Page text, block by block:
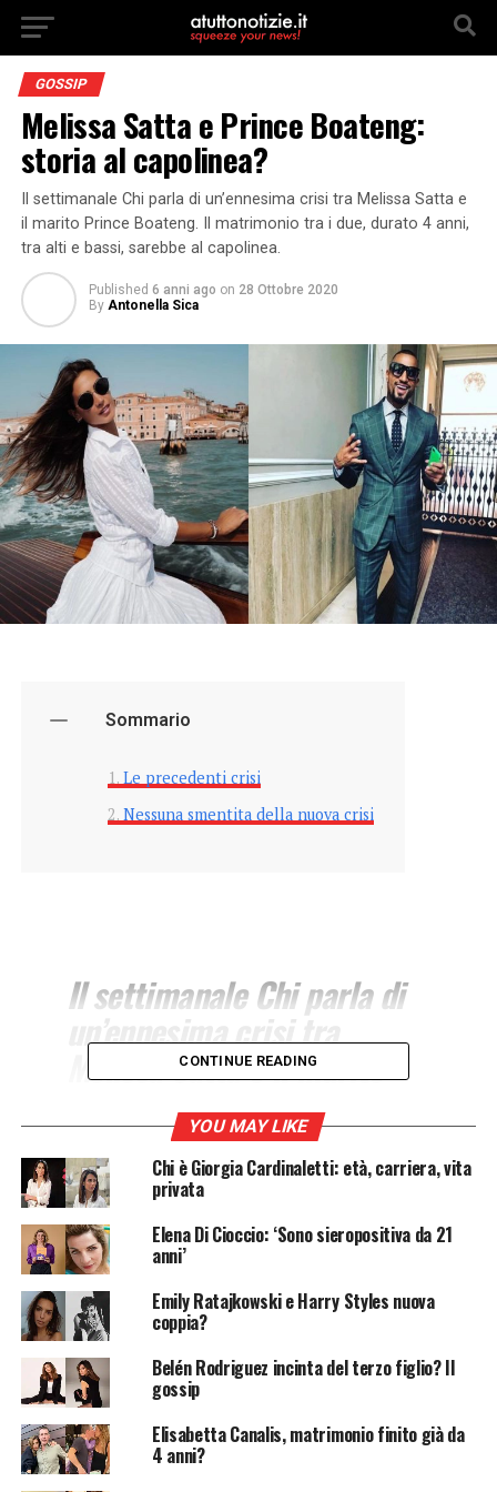
GOSSIP
Melissa Satta e Prince Boateng:
storia al capolinea?
Il settimanale Chi parla di un’ennesima crisi tra Melissa Satta e
il marito Prince Boateng. Il matrimonio tra i due, durato 4 anni,
tra alti e bassi, sarebbe al capolinea.
Published 6 anni ago on 28 Ottobre 2020
By Antonella Sica
Sommario
Le precedenti crisi
Nessuna smentita della nuova crisi
Il settimanale Chi parla di
un’ennesima crisi tra
Melissa Satta e il marito
Prince Boateng. Il
matrimonio tra i due,
durato 4 anni, tra alti e
bassi, sarebbe al capolinea.
È di nuovo rottura tra
stavolta pare definitivamente. A rivelarlo è il
settimanale Chinell’ultimo numero in edicola. La
rivista, che aveva già parlato di una crisi della coppia la
scorsa estate – poi smentita dai diretti interessati –
rivela ora di un nuovo allontanamento tra i due.
La separazione questa volta potrebbe essere definitiva.
CONTINUE READING
YOU MAY LIKE
Chi è Giorgia Cardinaletti: età, carriera, vita
privata
Elena Di Cioccio: ‘Sono sieropositiva da 21
anni’
Emily Ratajkowski e Harry Styles nuova
coppia?
Belén Rodriguez incinta del terzo figlio? Il
gossip
Elisabetta Canalis, matrimonio finito già da
4 anni?